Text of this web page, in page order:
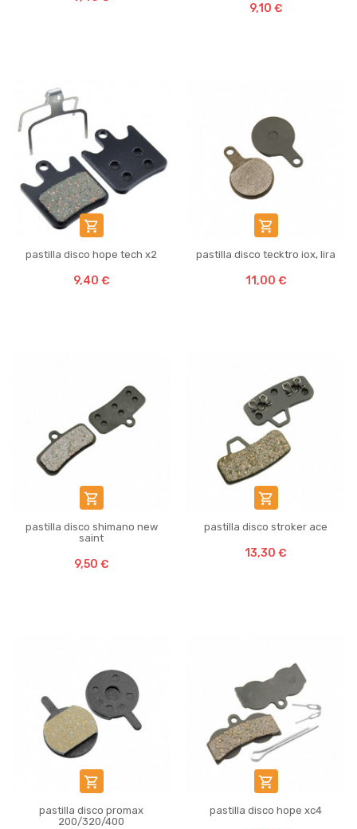
9,10 €

pastilla disco hope tech x2
9,40 €

pastilla disco tecktro iox, lira
11,00 €

pastilla disco shimano new
saint
9,50 €

pastilla disco stroker ace
13,30 €

pastilla disco promax
200/320/400

pastilla disco hope xc4